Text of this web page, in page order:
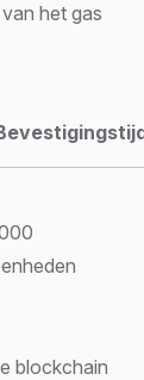
het gas
blockchain